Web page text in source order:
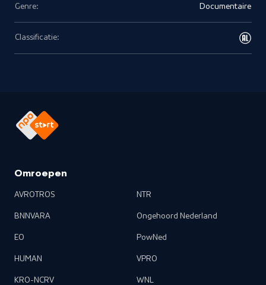
Genre: Documentaire
Classificatie:
Omroepen
AVROTROS
BNNVARA
EO
HUMAN
KRO-NCRV
NTR
Ongehoord Nederland
PowNed
VPRO
WNL